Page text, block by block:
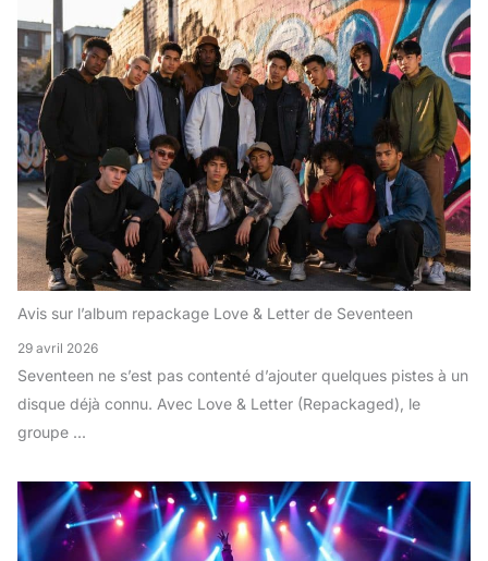
Avis sur l’album repackage Love & Letter de Seventeen
29 avril 2026
Seventeen ne s’est pas contenté d’ajouter quelques pistes à un
disque déjà connu. Avec Love & Letter (Repackaged), le
groupe ...